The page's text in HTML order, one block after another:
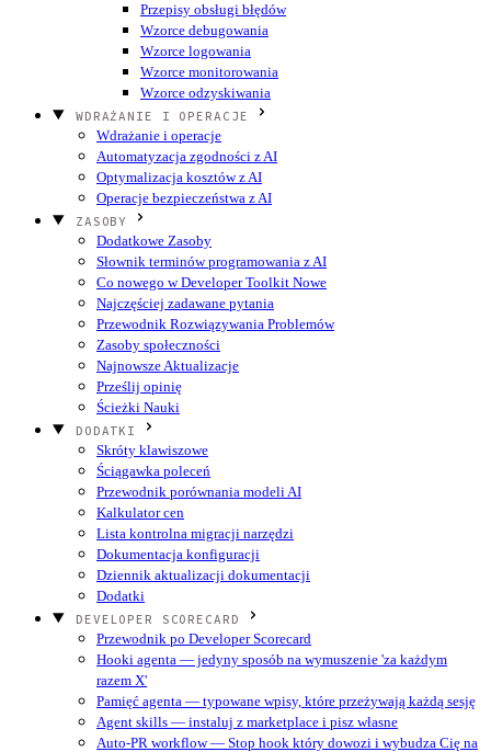
Przepisy obsługi błędów
Wzorce debugowania
Wzorce logowania
Wzorce monitorowania
Wzorce odzyskiwania
WDRAŻANIE I OPERACJE
Wdrażanie i operacje
Automatyzacja zgodności z AI
Optymalizacja kosztów z AI
Operacje bezpieczeństwa z AI
ZASOBY
Dodatkowe Zasoby
Słownik terminów programowania z AI
Co nowego w Developer Toolkit Nowe
Najczęściej zadawane pytania
Przewodnik Rozwiązywania Problemów
Zasoby społeczności
Najnowsze Aktualizacje
Prześlij opinię
Ścieżki Nauki
DODATKI
Skróty klawiszowe
Ściągawka poleceń
Przewodnik porównania modeli AI
Kalkulator cen
Lista kontrolna migracji narzędzi
Dokumentacja konfiguracji
Dziennik aktualizacji dokumentacji
Dodatki
DEVELOPER SCORECARD
Przewodnik po Developer Scorecard
Hooki agenta — jedyny sposób na wymuszenie 'za każdym
razem X'
Pamięć agenta — typowane wpisy, które przeżywają każdą sesję
Agent skills — instaluj z marketplace i pisz własne
Auto-PR workflow — Stop hook który dowozi i wybudza Cię na